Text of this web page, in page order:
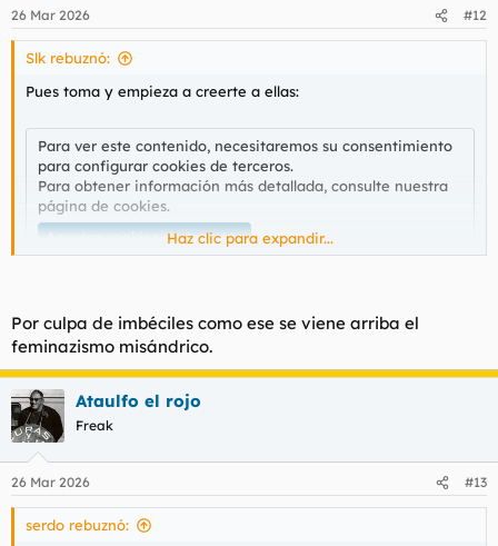
e
s
26 Mar 2026 #12
Slk rebuznó:
Pues toma y empieza a creerte a ellas:
Para ver este contenido, necesitaremos su consentimiento
para configurar cookies de terceros.
Para obtener información más detallada, consulte nuestra
página de cookies.
Aceptar cookies de tercerosHaz clic para expandir...
Por culpa de imbéciles como ese se viene arriba el
feminazismo misándrico.
Ataulfo el rojo
Freak
26 Mar 2026 #13
serdo rebuznó: